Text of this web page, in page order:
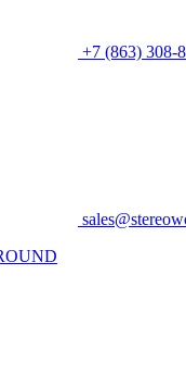
+7 (863) 308-